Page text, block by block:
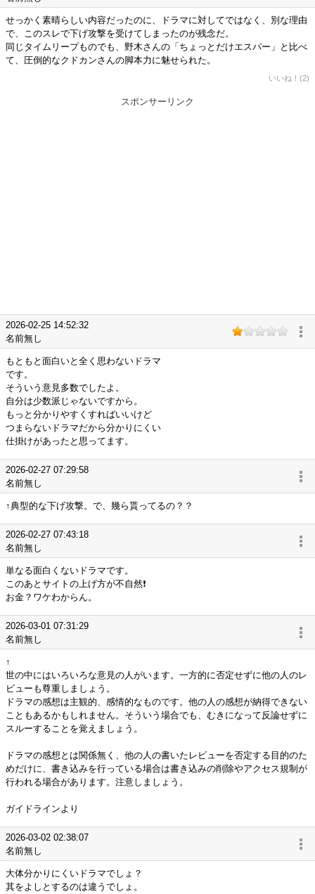
せっかく素晴らしい内容だったのに、ドラマに対してではなく、別な理由
で、このスレで下げ攻撃を受けてしまったのが残念だ。
同じタイムリープものでも、野木さんの「ちょっとだけエスパー」と比べ
て、圧倒的なクドカンさんの脚本力に魅せられた。
いいね！(2)
スポンサーリンク
2026-02-25 14:52:32
名前無し
もともと面白いと全く思わないドラマ
です。
そういう意見多数でしたよ。
自分は少数派じゃないですから。
もっと分かりやすくすればいいけど
つまらないドラマだから分かりにくい
仕掛けがあったと思ってます。
2026-02-27 07:29:58
名前無し
↑典型的な下げ攻撃。で、幾ら貰ってるの？？
2026-02-27 07:43:18
名前無し
単なる面白くないドラマです。
このあとサイトの上げ方が不自然❗
お金？ワケわからん。
2026-03-01 07:31:29
名前無し
↑
世の中にはいろいろな意見の人がいます。一方的に否定せずに他の人のレ
ビューも尊重しましょう。
ドラマの感想は主観的、感情的なものです。他の人の感想が納得できない
こともあるかもしれません。そういう場合でも、むきになって反論せずに
スルーすることを覚えましょう。
ドラマの感想とは関係無く、他の人の書いたレビューを否定する目的のた
めだけに、書き込みを行っている場合は書き込みの削除やアクセス規制が
行われる場合があります。注意しましょう。
ガイドラインより
2026-03-02 02:38:07
名前無し
大体分かりにくいドラマでしょ？
其をよしとするのは違うでしょ。